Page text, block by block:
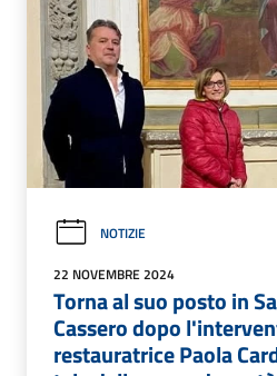
NOTIZIE
22 NOVEMBRE 2024
Torna al suo posto in
Cassero dopo
restauratrice Paola